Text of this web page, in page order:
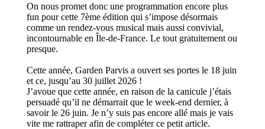
On nous promet donc une programmation encore plus
fun pour cette 7ème édition qui s’impose désormais
comme un rendez-vous musical mais aussi convivial,
incontournable en Île-de-France. Le tout gratuitement ou
presque.
Cette année, Garden Parvis a ouvert ses portes le 18 juin
et ce, jusqu’au 30 juillet 2026 !
J’avoue que cette année, en raison de la canicule j’étais
persuadé qu’il ne démarrait que le week-end dernier, à
savoir le 26 juin. Je n’y suis pas encore allé mais je vais
vite me rattraper afin de compléter ce petit article.